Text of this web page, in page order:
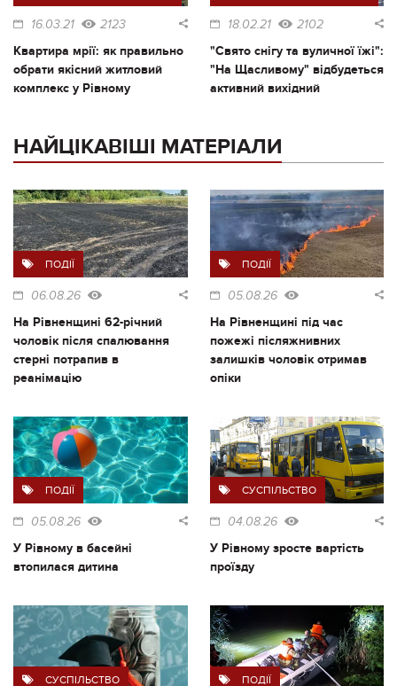
16.03.21 2123
Квартира мрії: як правильно
обрати якісний житловий
комплекс у Рівному
18.02.21 2102
"Свято снігу та вуличної їжі":
"На Щасливому" відбудеться
активний вихідний
НАЙЦІКАВІШІ МАТЕРІАЛИ
ПОДІЇ
06.08.26
На Рівненщині 62-річний
чоловік після спалювання
стерні потрапив в
реанімацію
ПОДІЇ
05.08.26
На Рівненщині під час
пожежі післяжнивних
залишків чоловік отримав
опіки
ПОДІЇ
05.08.26
У Рівному в басейні
втопилася дитина
СУСПІЛЬСТВО
04.08.26
У Рівному зросте вартість
проїзду
СУСПІЛЬСТВО ПОДІЇ